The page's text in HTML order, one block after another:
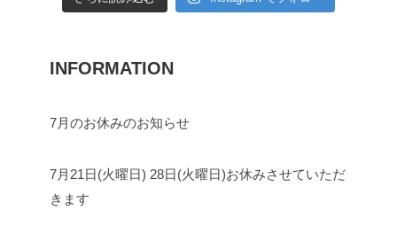
INFORMATION
7月のお休みのお知らせ
7月21日(火曜日) 28日(火曜日)お休みさせていただ
きます